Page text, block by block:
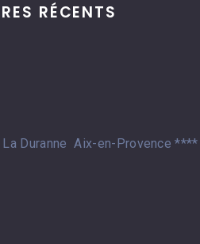
RÉCENTS
Duranne Aix-en-Provence ****